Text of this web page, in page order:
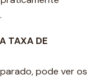
TAXA DE
pode ver os